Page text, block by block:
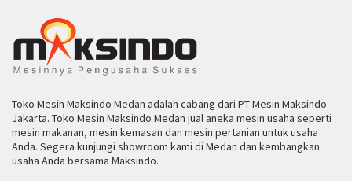
Toko Mesin Maksindo Medan adalah cabang dari PT Mesin Maksindo
Jakarta. Toko Mesin Maksindo Medan jual aneka mesin usaha seperti
mesin makanan, mesin kemasan dan mesin pertanian untuk usaha
Anda. Segera kunjungi showroom kami di Medan dan kembangkan
usaha Anda bersama Maksindo.